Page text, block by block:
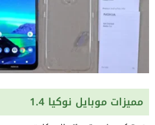
مميزات موبايل نوكيا 1.4